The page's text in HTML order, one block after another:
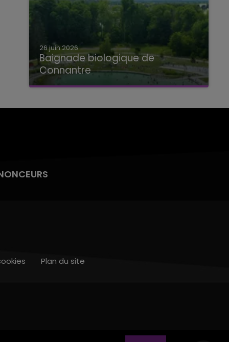
26 juin 2026
Baignade biologique de
Connantre
Baignade biologique de Connantre
Plan du site